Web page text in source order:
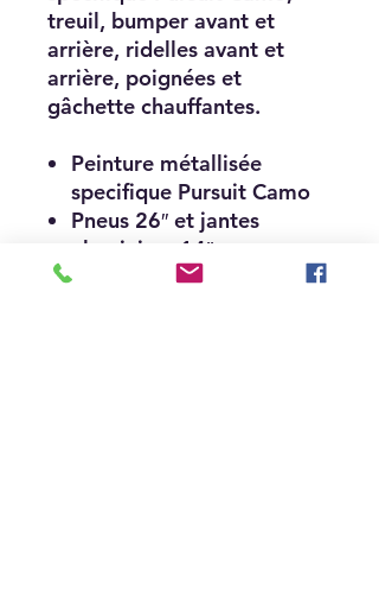
treuil, bumper avant et
arrière, ridelles avant et
arrière, poignées et
gâchette chauffantes.
Peinture métallisée
specifique Pursuit Camo
Pneus 26″ et jantes
aluminium 14″
Treuil